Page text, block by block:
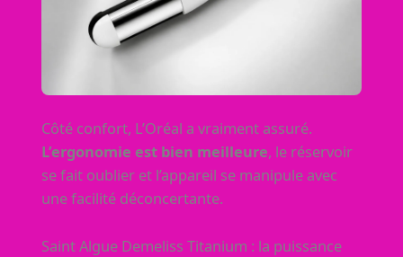
Côté confort, L’Oréal a vraiment assuré.
L’ergonomie est bien meilleure, le réservoir
se fait oublier et l’appareil se manipule avec
une facilité déconcertante.
Saint Algue Demeliss Titanium : la puissance